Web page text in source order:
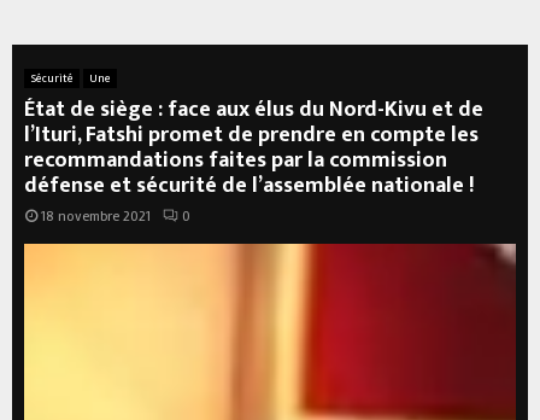
Sécurité Une
État de siège : face aux élus du Nord-Kivu et de
l’Ituri, Fatshi promet de prendre en compte les
recommandations faites par la commission
défense et sécurité de l’assemblée nationale !
18 novembre 2021 0